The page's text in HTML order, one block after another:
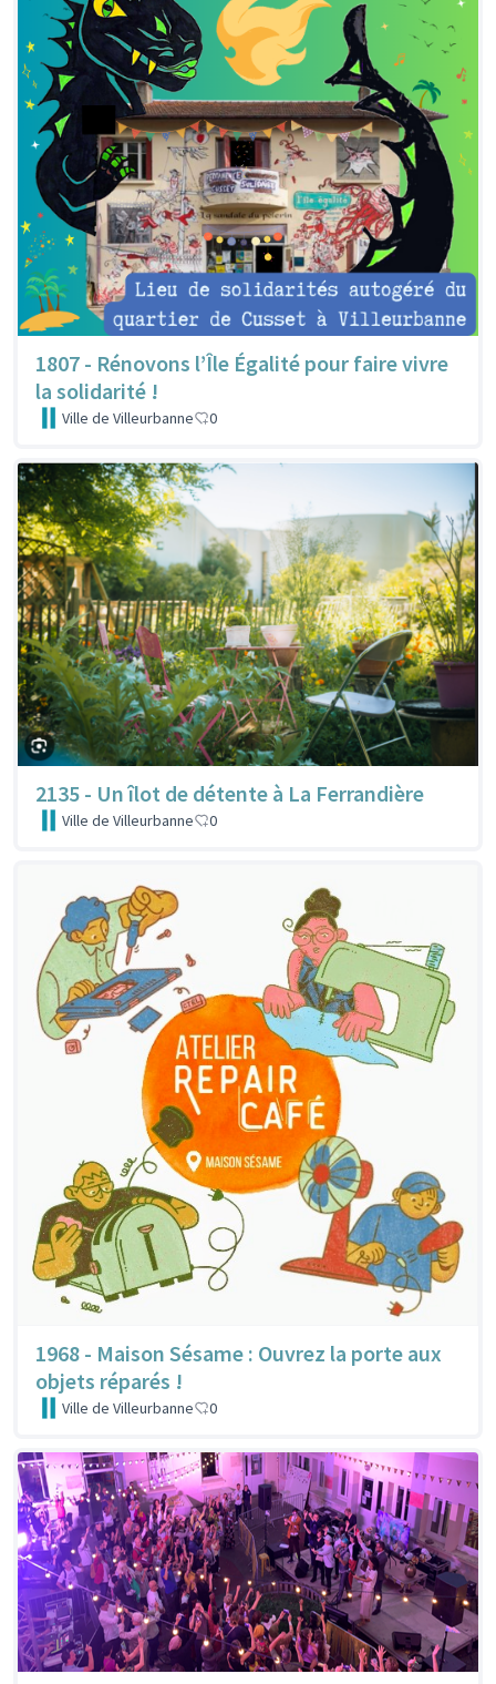
1807 - Rénovons l’Île Égalité pour faire vivre
la solidarité !
Ville de Villeurbanne 0
2135 - Un îlot de détente à La Ferrandière
Ville de Villeurbanne 0
1968 - Maison Sésame : Ouvrez la porte aux
objets réparés !
Ville de Villeurbanne 0